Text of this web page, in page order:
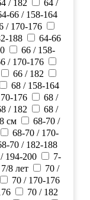
/ 182
64 /
66 / 158-164
/ 170-176
188
64-66
66 / 158-
/ 170-176
66 / 182
68 / 158-164
176
68 /
/ 182
68 /
см
68-70 /
68-70 / 170-
70 / 182-188
194-200
7-
7/8 лет
70 /
70 / 170-176
70 / 182